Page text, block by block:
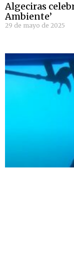
Algeciras
Ambiente’
29 de mayo de 2025